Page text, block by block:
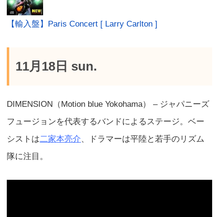
【輸入盤】Paris Concert [ Larry Carlton ]
11月18日 sun.
DIMENSION（Motion blue Yokohama） – ジャパニーズ
フュージョンを代表するバンドによるステージ。ベー
シストは二家本亮介、ドラマーは平陸と若手のリズム
隊に注目。